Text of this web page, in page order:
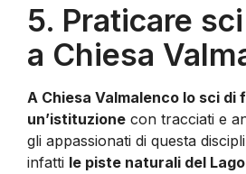
5. Praticare
a Chiesa
A Chiesa Valmalenco lo sci di
un’istituzione con tracciati e
gli appassionati di questa
infatti le piste naturali del Lago